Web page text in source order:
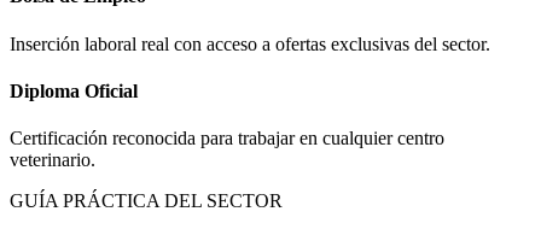
Inserción laboral real con acceso a ofertas exclusivas del sector.
Diploma Oficial
Certificación reconocida para trabajar en cualquier centro
veterinario.
GUÍA PRÁCTICA DEL SECTOR